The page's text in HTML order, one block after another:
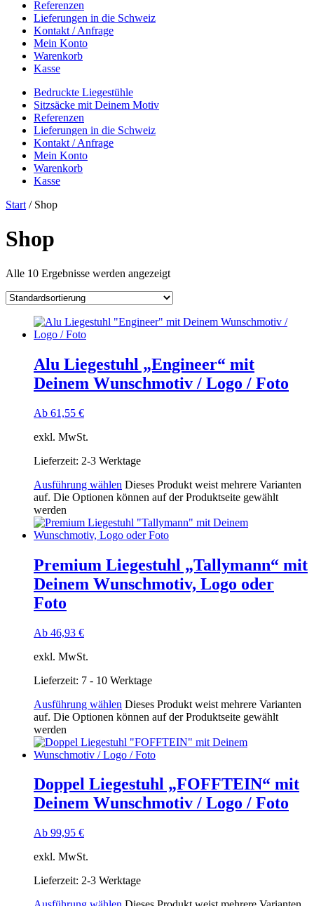
Referenzen
Lieferungen in die Schweiz
Kontakt / Anfrage
Mein Konto
Warenkorb
Kasse
Bedruckte Liegestühle
Sitzsäcke mit Deinem Motiv
Referenzen
Lieferungen in die Schweiz
Kontakt / Anfrage
Mein Konto
Warenkorb
Kasse
Start / Shop
Shop
Alle 10 Ergebnisse werden angezeigt
Alu Liegestuhl „Engineer“ mit
Deinem Wunschmotiv / Logo / Foto
Ab 61,55 €
exkl. MwSt.
Lieferzeit: 2-3 Werktage
Ausführung wählen Dieses Produkt weist mehrere Varianten
auf. Die Optionen können auf der Produktseite gewählt
werden
Premium Liegestuhl „Tallymann“ mit
Deinem Wunschmotiv, Logo oder
Foto
Ab 46,93 €
exkl. MwSt.
Lieferzeit: 7 - 10 Werktage
Ausführung wählen Dieses Produkt weist mehrere Varianten
auf. Die Optionen können auf der Produktseite gewählt
werden
Doppel Liegestuhl „FOFFTEIN“ mit
Deinem Wunschmotiv / Logo / Foto
Ab 99,95 €
exkl. MwSt.
Lieferzeit: 2-3 Werktage